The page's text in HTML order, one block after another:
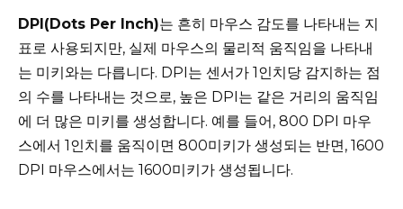
DPI(Dots Per Inch)는 흔히 마우스 감도를 나타내는 지
표로 사용되지만, 실제 마우스의 물리적 움직임을 나타내
는 미키와는 다릅니다. DPI는 센서가 1인치당 감지하는 점
의 수를 나타내는 것으로, 높은 DPI는 같은 거리의 움직임
에 더 많은 미키를 생성합니다. 예를 들어, 800 DPI 마우
스에서 1인치를 움직이면 800미키가 생성되는 반면, 1600
DPI 마우스에서는 1600미키가 생성됩니다.